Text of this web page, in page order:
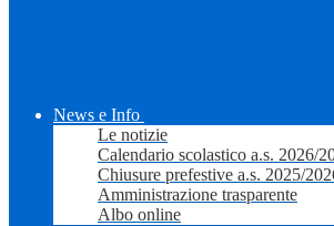
News e Info
Le notizie
Calendario scolastico a.s. 2026/
Chiusure prefestive a.s. 2025/
Amministrazione trasparente
Albo online